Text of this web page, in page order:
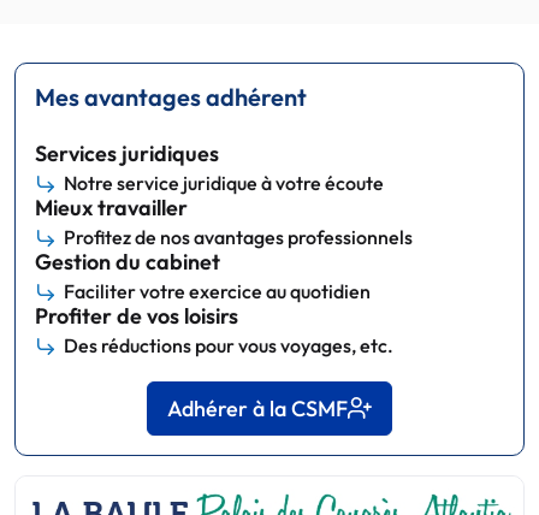
Mes avantages adhérent
Services juridiques
Notre service juridique à votre écoute
Mieux travailler
Profitez de nos avantages professionnels
Gestion du cabinet
Faciliter votre exercice au quotidien
Profiter de vos loisirs
Des réductions pour vous voyages, etc.
Adhérer à la CSMF